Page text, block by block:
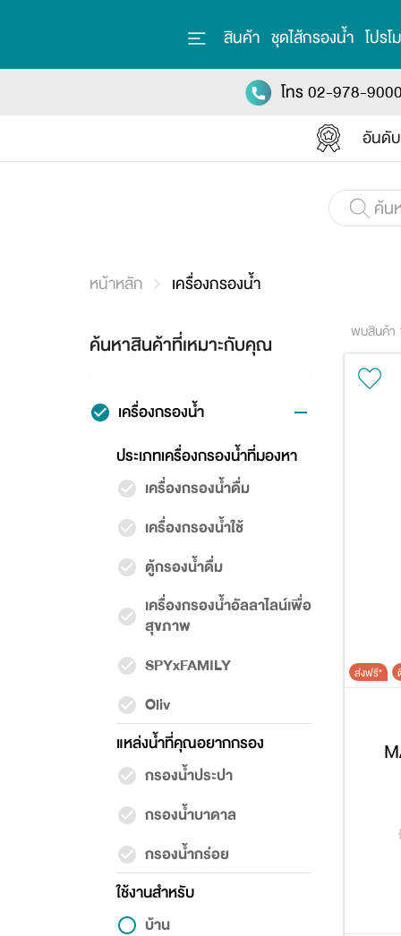
สินค้า ชุดไส้กรองน้ำ โปร
โทร 02-978-
อันดั
หน้าหลัก เครื่องกรองน้ำ
ค้นหาสินค้าที่เหมาะกับคุณ
เครื่องกรองน้ำ
ประเภทเครื่องกรองน้ำที่มองหา
เครื่องกรองน้ำดื่ม
เครื่องกรองน้ำใช้
ตู้กรองน้ำดื่ม
เครื่องกรองน้ำอัลลาไลน์เพื่อ
สุขภาพ
SPYxFAMILY
Oliv
แหล่งน้ำที่คุณอยากกรอง
กรองน้ำประปา
กรองน้ำบาดาล
กรองน้ำกร่อย
ใช้งานสำหรับ
บ้าน
พบสินค้า
ส่งฟรี*